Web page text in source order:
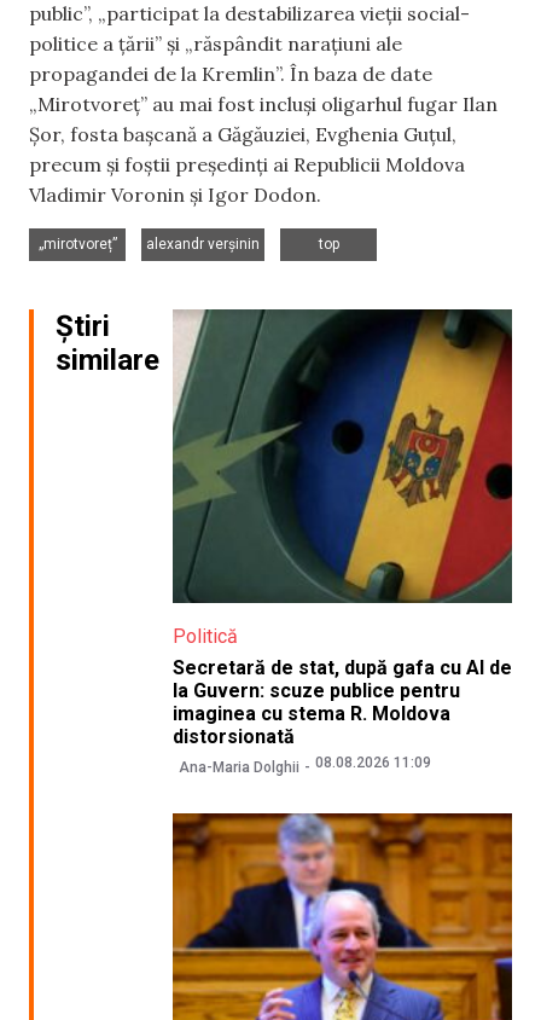
public”, „participat la destabilizarea vieții social-
politice a țării” și „răspândit narațiuni ale
propagandei de la Kremlin”. În baza de date
„Mirotvoreț” au mai fost incluși oligarhul fugar Ilan
Șor, fosta bașcană a Găgăuziei, Evghenia Guțul,
precum și foștii președinți ai Republicii Moldova
Vladimir Voronin și Igor Dodon.
„mirotvoreț”
alexandr verșinin
top
Știri
similare
Politică
Secretară de stat, după gafa cu AI de
la Guvern: scuze publice pentru
imaginea cu stema R. Moldova
distorsionată
Ana-Maria Dolghii 08.08.2026 11:09